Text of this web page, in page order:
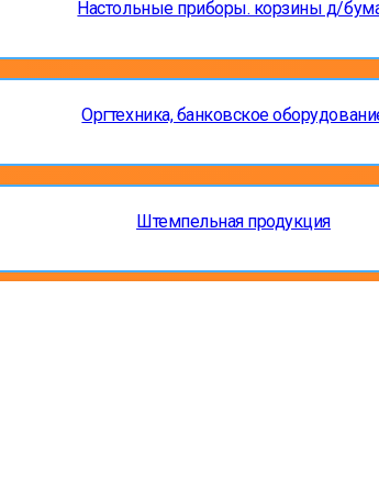
Настольные приборы. корзины д/
Оргтехника, банковское
Штемпельная продукция